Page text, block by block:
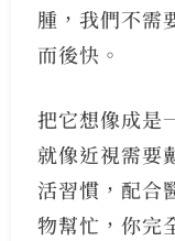
腫，我們不需
而後快。
把它想像成是
就像近視需要
活習慣，配合
物幫忙，你完